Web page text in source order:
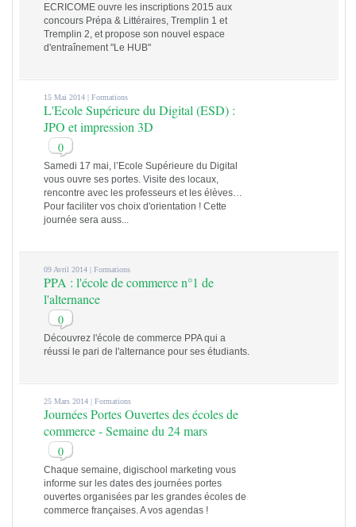
ECRICOME ouvre les inscriptions 2015 aux
concours Prépa & Littéraires, Tremplin 1 et
Tremplin 2, et propose son nouvel espace
d'entraînement "Le HUB"
15 Mai 2014 |Formations
L'Ecole Supérieure du Digital (ESD) :
JPO et impression 3D
0
Samedi 17 mai, l’Ecole Supérieure du Digital
vous ouvre ses portes. Visite des locaux,
rencontre avec les professeurs et les élèves…
Pour faciliter vos choix d'orientation ! Cette
journée sera auss...
09 Avril 2014 |Formations
PPA : l'école de commerce n°1 de
l'alternance
0
Découvrez l'école de commerce PPA qui a
réussi le pari de l'alternance pour ses étudiants.
25 Mars 2014 |Formations
Journées Portes Ouvertes des écoles de
commerce - Semaine du 24 mars
0
Chaque semaine, digischool marketing vous
informe sur les dates des journées portes
ouvertes organisées par les grandes écoles de
commerce françaises. A vos agendas !